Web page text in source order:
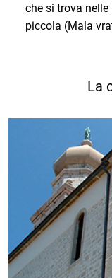
che si trova
piccola (Mala
La